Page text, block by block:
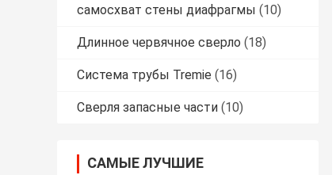
самосхват стены диафрагмы (10)
Длинное червячное сверло (18)
Система трубы Tremie (16)
Сверля запасные части (10)
САМЫЕ ЛУЧШИЕ